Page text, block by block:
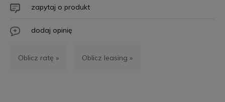
zapytaj o produkt
dodaj opinię
Oblicz ratę » Oblicz leasing »